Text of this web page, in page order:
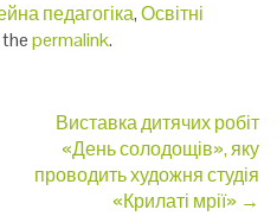
педагогіка,Освітні
permalink.
Виставка дитячих робіт
«День солодощів», яку
проводить художня студія
«Крилаті мрії» →